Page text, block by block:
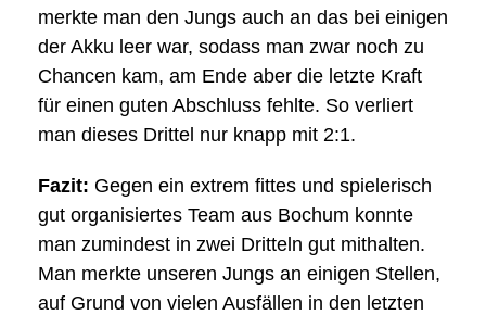
merkte man den Jungs auch an das bei einigen
der Akku leer war, sodass man zwar noch zu
Chancen kam, am Ende aber die letzte Kraft
für einen guten Abschluss fehlte. So verliert
man dieses Drittel nur knapp mit 2:1.
Fazit: Gegen ein extrem fittes und spielerisch
gut organisiertes Team aus Bochum konnte
man zumindest in zwei Dritteln gut mithalten.
Man merkte unseren Jungs an einigen Stellen,
auf Grund von vielen Ausfällen in den letzten